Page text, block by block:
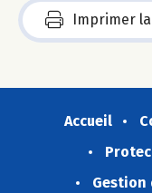
Imprimer
Accueil
Gestion